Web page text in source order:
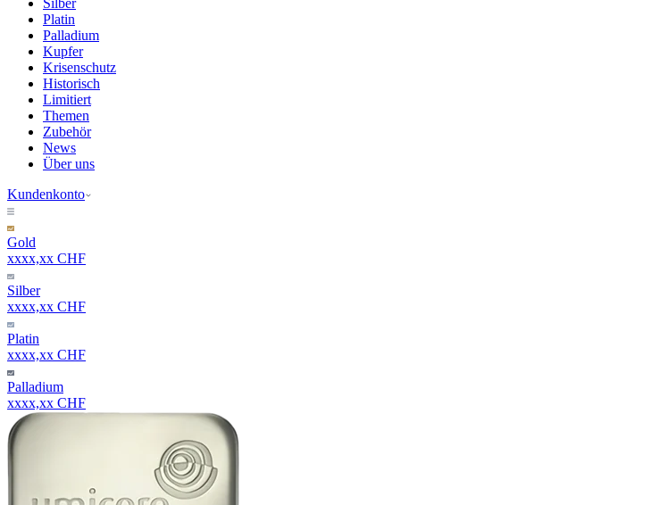
Platin
Palladium
Kupfer
Krisenschutz
Historisch
Limitiert
Themen
Zubehör
News
Über uns
Kundenkonto
Gold
xxxx,xx CHF
Silber
xxxx,xx CHF
Platin
xxxx,xx CHF
Palladium
xxxx,xx CHF